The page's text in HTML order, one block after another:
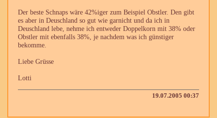
Der beste Schnaps wäre 42%iger zum Beispiel Obstler. Den gibt
es aber in Deuschland so gut wie garnicht und da ich in
Deuschland lebe, nehme ich entweder Doppelkorn mit 38% oder
Obstler mit ebenfalls 38%, je nachdem was ich günstiger
bekomme.
Liebe Grüsse
Lotti
19.07.2005 00:37